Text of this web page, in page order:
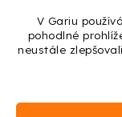
V Gariu
pohodlné
neustále